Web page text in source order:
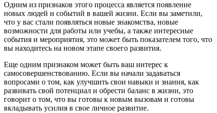
Одним из признаков этого процесса является появление
новых людей и событий в вашей жизни. Если вы заметили,
что у вас стали появляться новые знакомства, новые
возможности для работы или учебы, а также интересные
события и мероприятия, это может быть показателем того, что
вы находитесь на новом этапе своего развития.
Еще одним признаком может быть ваш интерес к
самосовершенствованию. Если вы начали задаваться
вопросами о том, как улучшить свои навыки и знания, как
развивать свой потенциал и обрести баланс в жизни, это
говорит о том, что вы готовы к новым вызовам и готовы
вкладывать усилия в свое личное развитие.